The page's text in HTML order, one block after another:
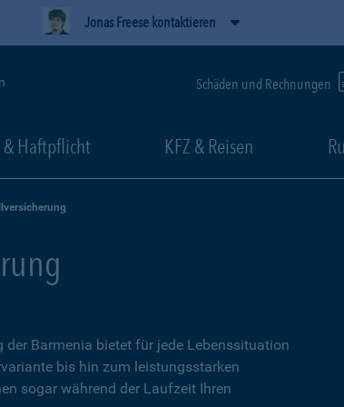
Jonas Freese kontaktieren
Schäden und Rechnungen
& Haftpflicht KFZ & Reisen
Barmenia bietet für jede Lebenssituation
bis hin zum leistungsstarken
sogar während der Laufzeit Ihren